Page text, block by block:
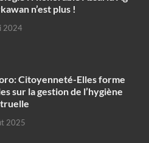
n’est plus !
2024
Citoyenneté-Elles forme
sur la gestion de l’hygiène
2025